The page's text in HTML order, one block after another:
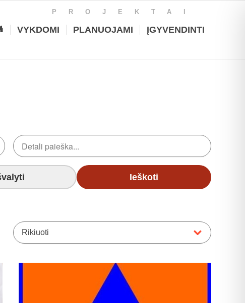
PROJEKTAI
VYKDOMI PLANUOJAMI ĮGYVENDINTI
Ieškoti
Rikiuoti